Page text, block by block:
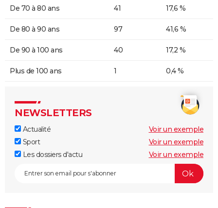
De 70 à 80 ans 41 17,6 %
De 80 à 90 ans 97 41,6 %
De 90 à 100 ans 40 17,2 %
Plus de 100 ans 1 0,4 %
NEWSLETTERS
Actualité
Voir un exemple
Sport
Voir un exemple
Les dossiers d'actu
Voir un exemple